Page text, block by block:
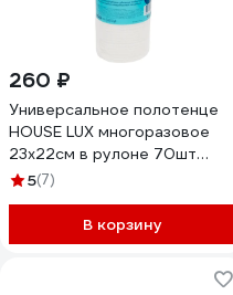
260 ₽
Универсальное полотенце
HOUSE LUX многоразовое
23x22см в рулоне 70шт
48255 82552
5(7)
В корзину